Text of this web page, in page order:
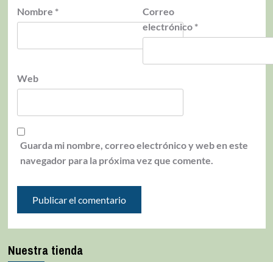
Nombre *
Correo
electrónico *
Web
Guarda mi nombre, correo electrónico y web en este
navegador para la próxima vez que comente.
Nuestra tienda